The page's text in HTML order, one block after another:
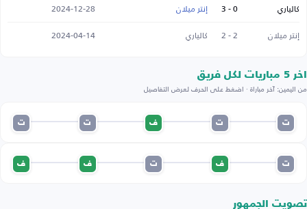
كالياري
0 - 3 إنتر ميلان
2024-12-28
إنتر ميلان
2 - 2 كالياري 2024-04-14
اخر 5 مباريات لكل فريق
من اليمين: آخر مباراة · اضغط على الحرف لعرض التفاصيل
ت ت ف ت ت
ت ف ت ف ف
تصويت الجمهور